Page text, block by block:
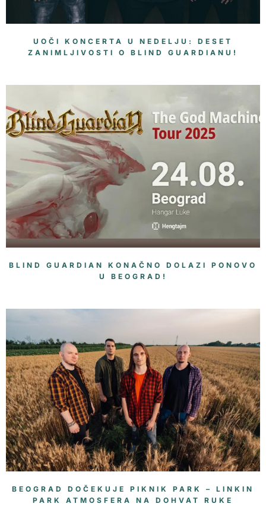
UOČI KONCERTA U NEDELJU: DESET
ZANIMLJIVOSTI O BLIND GUARDIANU!
BLIND GUARDIAN KONAČNO DOLAZI PONOVO
U BEOGRAD!
BEOGRAD DOČEKUJE PIKNIK PARK – LINKIN
PARK ATMOSFERA NA DOHVAT RUKE